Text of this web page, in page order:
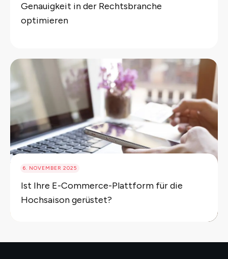
Genauigkeit in der Rechtsbranche
optimieren
6. NOVEMBER 2025
Ist Ihre E-Commerce-Plattform für die
Hochsaison gerüstet?